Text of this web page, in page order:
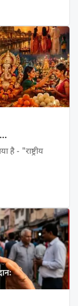
- "राष्ट्रीय